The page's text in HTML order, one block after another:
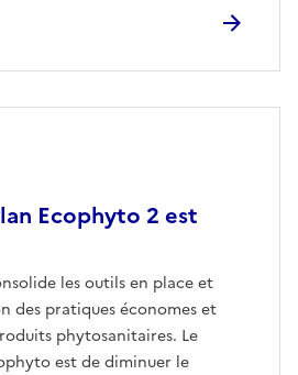
Ecophyto 2 est
les outils en place et
des pratiques économes et
phytosanitaires. Le
est de diminuer le